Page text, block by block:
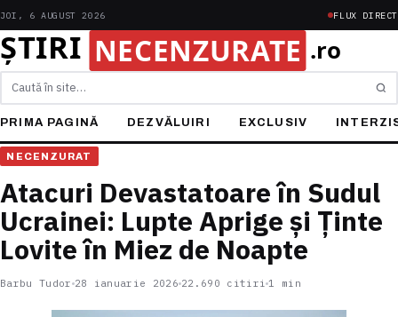
JOI, 6 AUGUST 2026 FLUX DIRECT
Caută
PRIMA PAGINĂ DEZVĂLUIRI EXCLUSIV
NECENZURAT
Atacuri Devastatoare în Sudul
Ucrainei: Lupte Aprige și Ținte
Lovite în Miez de Noapte
Barbu Tudor 28 ianuarie 2026 22.690 citiri 1 min